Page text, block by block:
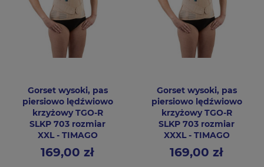
Gorset wysoki, pas
piersiowo lędźwiowo
krzyżowy TGO-R
SLKP 703 rozmiar
XXL - TIMAGO
Cena169,00 zł
Gorset wysoki, pas
piersiowo lędźwiowo
krzyżowy TGO-R
SLKP 703 rozmiar
XXXL - TIMAGO
Cena169,00 zł